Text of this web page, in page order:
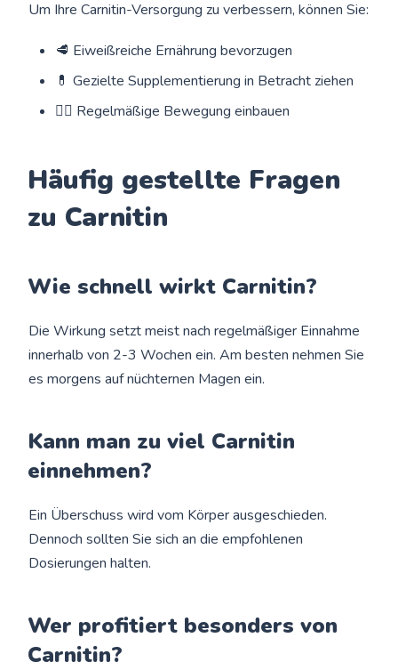
Um Ihre Carnitin-Versorgung zu verbessern, können Sie:
🥩 Eiweißreiche Ernährung bevorzugen
💊 Gezielte Supplementierung in Betracht ziehen
🏃‍♂️ Regelmäßige Bewegung einbauen
Häufig gestellte Fragen
zu Carnitin
Wie schnell wirkt Carnitin?
Die Wirkung setzt meist nach regelmäßiger Einnahme
innerhalb von 2-3 Wochen ein. Am besten nehmen Sie
es morgens auf nüchternen Magen ein.
Kann man zu viel Carnitin
einnehmen?
Ein Überschuss wird vom Körper ausgeschieden.
Dennoch sollten Sie sich an die empfohlenen
Dosierungen halten.
Wer profitiert besonders von
Carnitin?